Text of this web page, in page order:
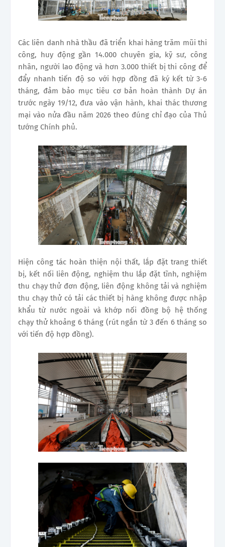
Các liên danh nhà thầu đã triển khai hàng trăm mũi thi
công, huy động gần 14.000 chuyên gia, kỹ sư, công
nhân, người lao động và hơn 3.000 thiết bị thi công để
đẩy nhanh tiến độ so với hợp đồng đã ký kết từ 3-6
tháng, đảm bảo mục tiêu cơ bản hoàn thành Dự án
trước ngày 19/12, đưa vào vận hành, khai thác thương
mại vào nửa đầu năm 2026 theo đúng chỉ đạo của Thủ
tướng Chính phủ.
Hiện công tác hoàn thiện nội thất, lắp đặt trang thiết
bị, kết nối liên động, nghiệm thu lắp đặt tĩnh, nghiệm
thu chạy thử đơn động, liên động không tải và nghiệm
thu chạy thử có tải các thiết bị hàng không được nhập
khẩu từ nước ngoài và khớp nối đồng bộ hệ thống
chạy thử khoảng 6 tháng (rút ngắn từ 3 đến 6 tháng so
với tiến độ hợp đồng).